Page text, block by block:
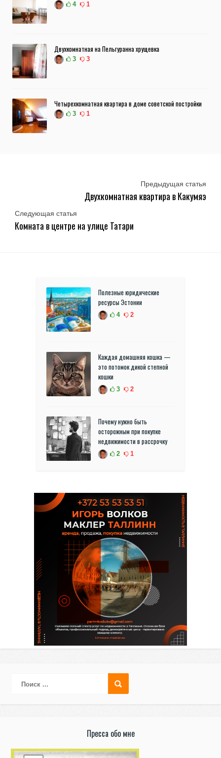
4 1
Двухкомнатная на Пельгуранна хрущевка
3 3
Четырехкомнатная квартира в доме советской постройки
3 1
Предыдущая статья
Двухкомнатная квартира в Какумяэ
Следующая статья
Комната в центре на улице Татари
Полезные юридические
ресурсы Эстонии
4 2
Каждая домашняя кошка —
это потомок дикой степной
кошки
3 2
Почему нужно быть
осторожным при покупке
недвижимости в рассрочку
2 1
Пресса обо мне